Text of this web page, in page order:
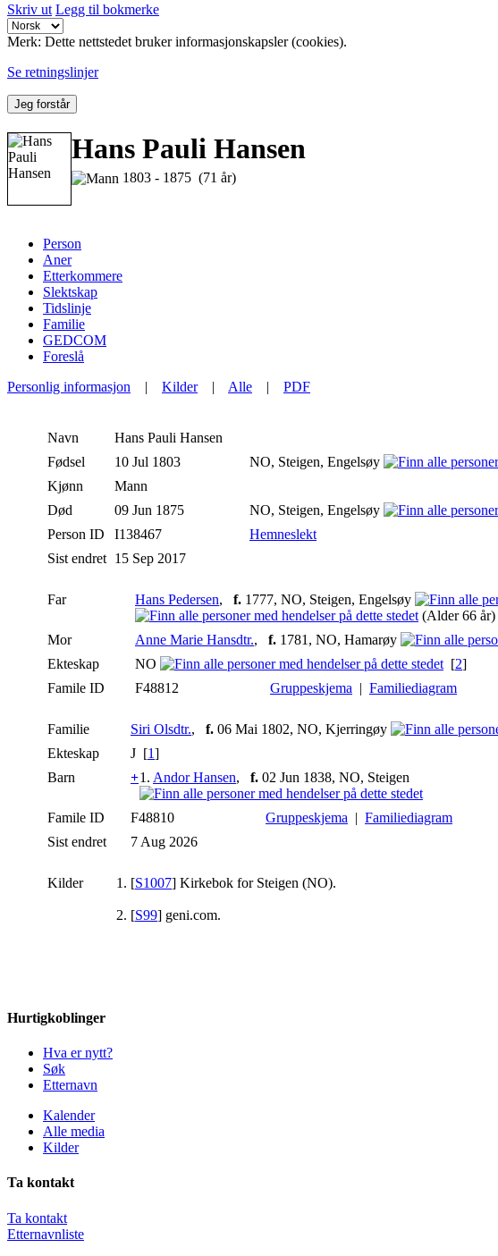
Skriv ut Legg til bokmerke
Merk: Dette nettstedet bruker informasjonskapsler (cookies).
Se retningslinjer
Jeg forstår
Hans Pauli Hansen
1803 - 1875 (71 år)
Person
Aner
Etterkommere
Slektskap
Tidslinje
Familie
GEDCOM
Foreslå
Personlig informasjon | Kilder| Alle | PDF
Navn Hans Pauli Hansen
Fødsel
10 Jul 1803 NO, Steigen, Engelsøy
Kjønn
Mann
Død
09 Jun 1875 NO, Steigen, Engelsøy
Person ID
I138467
Hemneslekt
Sist endret 15 Sep 2017
Far Hans Pedersen, f. 1777, NO, Steigen, Engelsøy
(Alder 66 år)
Mor
Anne Marie Hansdtr., f. 1781, NO, Hamarøy
Ekteskap
NO [2]
Famile ID
F48812 Gruppeskjema | Familiediagram
Familie Siri Olsdtr., f. 06 Mai 1802, NO, Kjerringøy
Ekteskap
J [1]
Barn
+1. Andor Hansen, f. 02 Jun 1838, NO, Steigen
Famile ID F48810 Gruppeskjema | Familiediagram
Sist endret
7 Aug 2026
Kilder [S1007] Kirkebok for Steigen (NO).
[S99] geni.com.
Hurtigkoblinger
Hva er nytt?
Søk
Etternavn
Kalender
Alle media
Kilder
Ta kontakt
Ta kontakt
Etternavnliste